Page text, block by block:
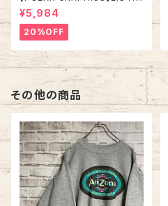
fZip Sweat XL Made in US
A 90s “ALASKA” スーベニア
ハーフジップスウェット トレーナ
ー アラスカ お土産モノ vintag
e ヴィンテージ アメリカ USA
古着
¥5,984
20%OFF
その他の商品